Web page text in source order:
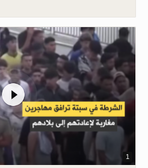
1